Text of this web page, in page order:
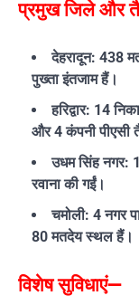
प्रमुख जिले और
देहरादून: 438
पुख्ता इंतजाम हैं।
हरिद्वार: 14
और 4 कंपनी पीएसी
उधम सिंह नगर:
रवाना की गईं।
चमोली: 4 नगर
80 मतदेय स्थल हैं।
विशेष सुविधाएं—